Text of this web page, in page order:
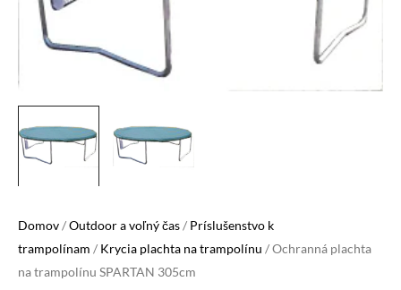
Domov/Outdoor a voľný čas/ Príslušenstvo k
trampolínam / Krycia plachta na trampolínu / Ochranná plachta
na trampolínu SPARTAN 305cm